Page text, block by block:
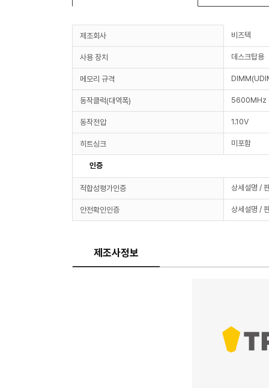
제조회사 비즈텍
사용 장치 데스크탑용
메모리 규격
동작클럭(대역폭)
동작전압 1.10V
히트싱크 미포함
인증
적합성평가인증 상세설명 /
안전확인인증 상세설명 /
제조사정보